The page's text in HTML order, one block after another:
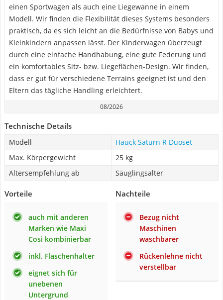
einen Sportwagen als auch eine Liegewanne in einem
Modell. Wir finden die Flexibilität dieses Systems besonders
praktisch, da es sich leicht an die Bedürfnisse von Babys und
Kleinkindern anpassen lässt. Der Kinderwagen überzeugt
durch eine einfache Handhabung, eine gute Federung und
ein komfortables Sitz- bzw. Liegeflächen-Design. Wir finden,
dass er gut für verschiedene Terrains geeignet ist und den
Eltern das tägliche Handling erleichtert.
08/2026
Technische Details
Modell
Hauck Saturn R Duoset
Max. Körpergewicht
25 kg
Altersempfehlung ab
Säuglingsalter
Vorteile
auch mit anderen
Marken wie Maxi
Cosi kombinierbar
inkl. Flaschenhalter
eignet sich für
unebenen
Untergrund
Nachteile
Bezug nicht
Maschinen
waschbarer
Rückenlehne nicht
verstellbar